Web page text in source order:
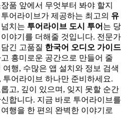
품 앞에서 무엇부터 봐야 할지
어라이브가 제공하는 최고의 유
치는 투어라이브 도시 투어 는 당
야기를 더해줄 것입니다. 전문가
긴 고품질 한국어 오디오 가이드
흥미로운 공간으로 만들어 줄
행, 수많은 앱 설치와 정보 검색
어라이브 하나만 준비하세요.
고, 깊이 있으며, 잊지 못할 순간
합니다. 지금 바로 투어라이브를
행을 한 편의 완벽한 이야기로